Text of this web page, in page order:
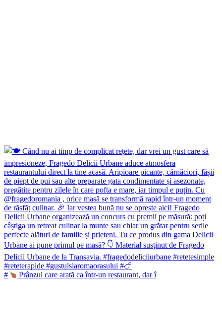
# Prânzul care arată ca într-un restaurant, dar î